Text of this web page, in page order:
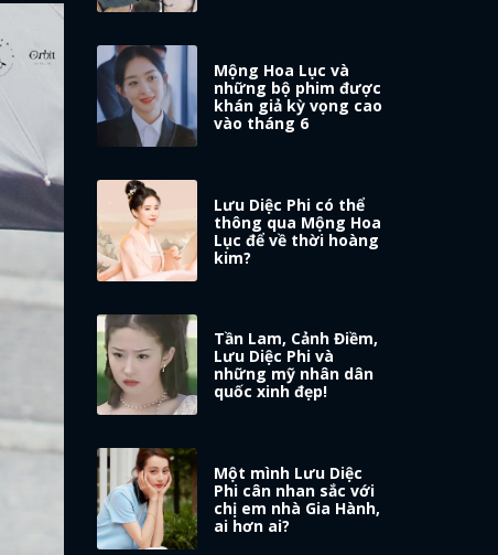
Mộng Hoa Lục và
những bộ phim được
khán giả kỳ vọng cao
vào tháng 6
Lưu Diệc Phi có thể
thông qua Mộng Hoa
Lục để về thời hoàng
kim?
Tần Lam, Cảnh Điềm,
Lưu Diệc Phi và
những mỹ nhân dân
quốc xinh đẹp!
Một mình Lưu Diệc
Phi cân nhan sắc với
chị em nhà Gia Hành,
ai hơn ai?